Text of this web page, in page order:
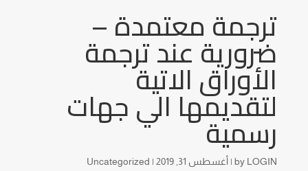
ترجمة معتمدة –
ضرورية عند ترجمة
الأوراق الاتية
لتقديمها الي جهات
رسمية
by LOGIN
| أغسطس 31, 2019 |
Uncategorized